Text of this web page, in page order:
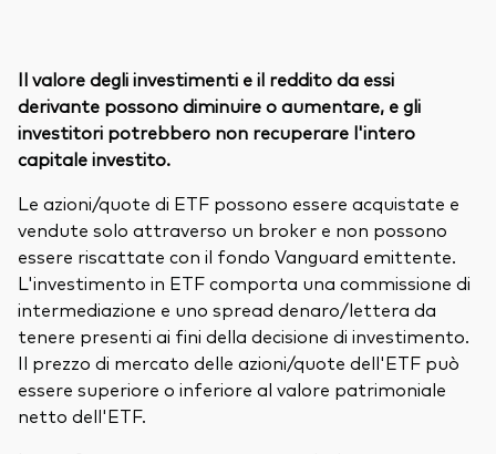
Il valore degli investimenti e il reddito da essi
derivante possono diminuire o aumentare, e gli
investitori potrebbero non recuperare l'intero
capitale investito.
Le azioni/quote di ETF possono essere acquistate e
vendute solo attraverso un broker e non possono
essere riscattate con il fondo Vanguard emittente.
L'investimento in ETF comporta una commissione di
intermediazione e uno spread denaro/lettera da
tenere presenti ai fini della decisione di investimento.
Il prezzo di mercato delle azioni/quote dell'ETF può
essere superiore o inferiore al valore patrimoniale
netto dell'ETF.